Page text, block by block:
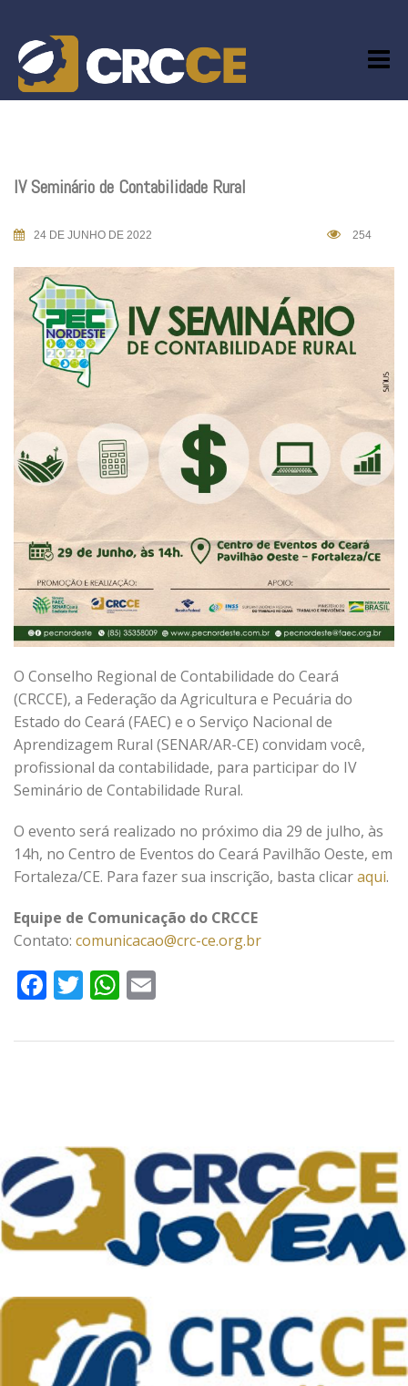
content
IV Seminário de Contabilidade Rural
24 DE JUNHO DE 2022 254
O Conselho Regional de Contabilidade do Ceará
(CRCCE), a Federação da Agricultura e Pecuária do
Estado do Ceará (FAEC) e o Serviço Nacional de
Aprendizagem Rural (SENAR/AR-CE) convidam você,
profissional da contabilidade, para participar do IV
Seminário de Contabilidade Rural.
O evento será realizado no próximo dia 29 de julho, às
14h, no Centro de Eventos do Ceará Pavilhão Oeste, em
Fortaleza/CE. Para fazer sua inscrição, basta clicaraqui.
Equipe de Comunicação do CRCCE
Contato: comunicacao@crc-ce.org.br
Facebook
TwitterWhatsApp